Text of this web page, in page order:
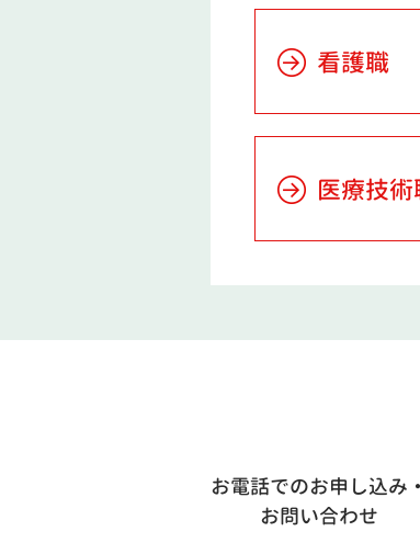
看護職
医療技
お電話でのお申し込み・
お問い合わせ